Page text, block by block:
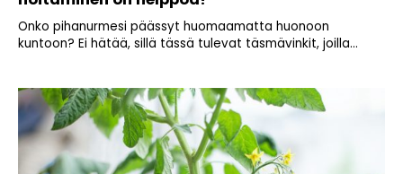
Onko pihanurmesi päässyt huomaamatta huonoon
kuntoon? Ei hätää, sillä tässä tulevat täsmävinkit, joilla...